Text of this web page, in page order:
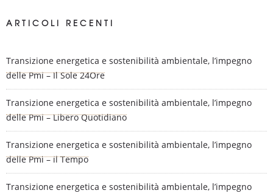
ARTICOLI RECENTI
Transizione energetica e sostenibilità ambientale, l’impegno
delle Pmi – Il Sole 24Ore
Transizione energetica e sostenibilità ambientale, l’impegno
delle Pmi – Libero Quotidiano
Transizione energetica e sostenibilità ambientale, l’impegno
delle Pmi – il Tempo
Transizione energetica e sostenibilità ambientale, l’impegno